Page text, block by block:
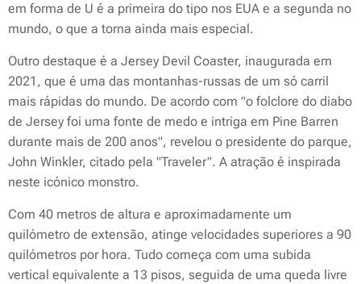
em forma de U é a primeira do tipo nos EUA e a segunda no
mundo, o que a torna ainda mais especial.
Outro destaque é a Jersey Devil Coaster, inaugurada em
2021, que é uma das montanhas-russas de um só carril
mais rápidas do mundo. De acordo com "o folclore do diabo
de Jersey foi uma fonte de medo e intriga em Pine Barren
durante mais de 200 anos", revelou o presidente do parque,
John Winkler, citado pela "Traveler". A atração é inspirada
neste icónico monstro.
Com 40 metros de altura e aproximadamente um
quilómetro de extensão, atinge velocidades superiores a 90
quilómetros por hora. Tudo começa com uma subida
vertical equivalente a 13 pisos, seguida de uma queda livre